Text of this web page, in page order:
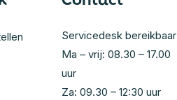
Servicedesk bereikbaar
Ma – vrij: 08.30 – 17.00
uur
Za: 09.30 – 12:30 uur